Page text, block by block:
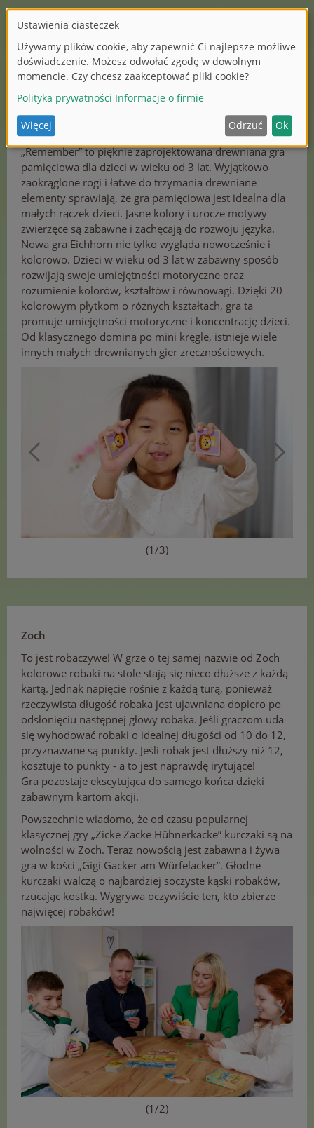
Eichhorn
Dzieci uwielbiają gry zręcznościowe w przerwach
między zabawą. Jeszcze lepiej, jeśli można je łatwo
przetransportować na wakacje lub do dziadków. Firma
Eichhorn opracowała w tym celu nowe, urocze
drewniane gry.
„Remember” to pięknie zaprojektowana drewniana gra
pamięciowa dla dzieci w wieku od 3 lat. Wyjątkowo
zaokrąglone rogi i łatwe do trzymania drewniane
elementy sprawiają, że gra pamięciowa jest idealna dla
małych rączek dzieci. Jasne kolory i urocze motywy
zwierzęce są zabawne i zachęcają do rozwoju języka.
Nowa gra Eichhorn nie tylko wygląda nowocześnie i
kolorowo. Dzieci w wieku od 3 lat w zabawny sposób
rozwijają swoje umiejętności motoryczne oraz
rozumienie kolorów, kształtów i równowagi. Dzięki 20
kolorowym płytkom o różnych kształtach, gra ta
promuje umiejętności motoryczne i koncentrację dzieci.
Od klasycznego domina po mini kręgle, istnieje wiele
innych małych drewnianych gier zręcznościowych.
(1/3)
Zoch
To jest robaczywe! W grze o tej samej nazwie od Zoch
kolorowe robaki na stole stają się nieco dłuższe z każdą
kartą. Jednak napięcie rośnie z każdą turą, ponieważ
rzeczywista długość robaka jest ujawniana dopiero po
odsłonięciu następnej głowy robaka. Jeśli graczom uda
się wyhodować robaki o idealnej długości od 10 do 12,
przyznawane są punkty. Jeśli robak jest dłuższy niż 12,
kosztuje to punkty - a to jest naprawdę irytujące!
Gra pozostaje ekscytująca do samego końca dzięki
zabawnym kartom akcji.
Powszechnie wiadomo, że od czasu popularnej
klasycznej gry „Zicke Zacke Hühnerkacke” kurczaki są na
wolności w Zoch. Teraz nowością jest zabawna i żywa
gra w kości „Gigi Gacker am Würfelacker”. Głodne
kurczaki walczą o najbardziej soczyste kąski robaków,
rzucając kostką. Wygrywa oczywiście ten, kto zbierze
najwięcej robaków!
(1/2)